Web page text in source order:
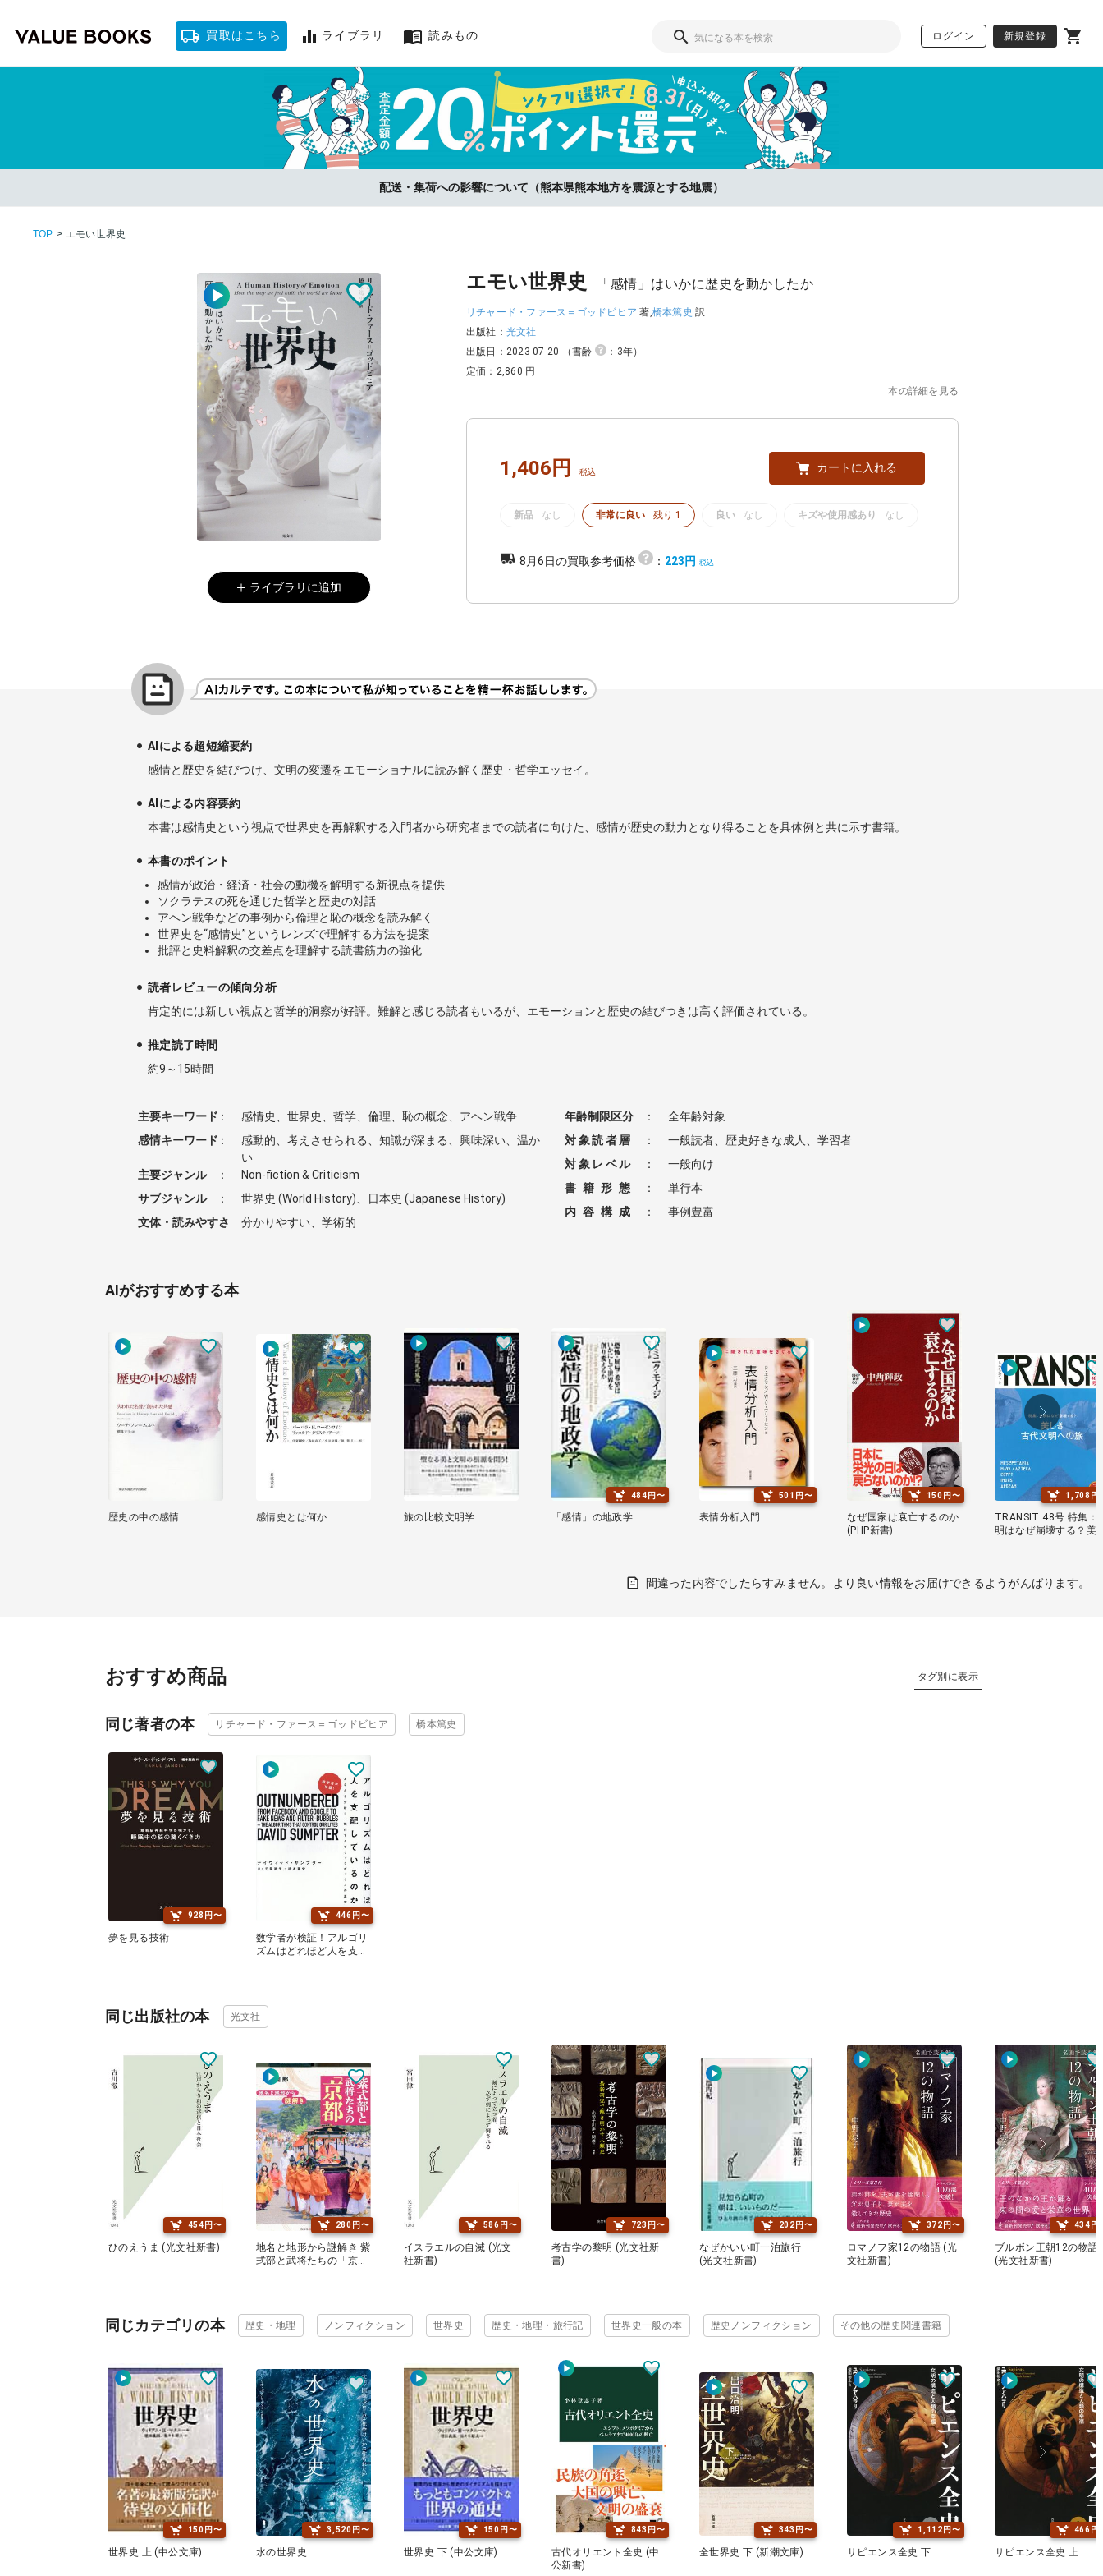
買取はこちら ライブラリ 読みもの ログイン 新規登録
ソクフリをお選びいただいた方に、査定金額の『20%』をポイント還元！【8/31まで】
配送・集荷への影響について（熊本県熊本地方を震源とする地震）
TOP > エモい世界史
ライブラリに追加
エモい世界史 「感情」はいかに歴史を動かしたか
リチャード・ファース＝ゴッドビヒア 著,橋本篤史 訳
出版社： 光文社
出版日：2023-07-20
（書齢
：3年）
定価：2,860 円
本の詳細を見る
1,406円 カートに入れる
新品 なし 非常に良い 残り 1 良い なし キズや使用感あり なし
8月6日の買取参考価格 ： 223円
AIによる超短縮要約
感情と歴史を結びつけ、文明の変遷をエモーショナルに読み解く歴史・哲学エッセイ。
AIによる内容要約
本書は感情史という視点で世界史を再解釈する入門者から研究者までの読者に向けた、感情が歴史の動力となり得ることを具体例と共に示す書籍。
本書のポイント
感情が政治・経済・社会の動機を解明する新視点を提供
ソクラテスの死を通じた哲学と歴史の対話
アヘン戦争などの事例から倫理と恥の概念を読み解く
世界史を“感情史”というレンズで理解する方法を提案
批評と史料解釈の交差点を理解する読書筋力の強化
読者レビューの傾向分析
肯定的には新しい視点と哲学的洞察が好評。難解と感じる読者もいるが、エモーションと歴史の結びつきは高く評価されている。
推定読了時間
約9～15時間
主要キーワード：
感情史、世界史、哲学、倫理、恥の概念、アヘン戦争
感情キーワード：
感動的、考えさせられる、知識が深まる、興味深い、温か
い
主要ジャンル
：
Non-fiction & Criticism
サブジャンル
：
世界史 (World History)、日本史 (Japanese History)
文体・読みやすさ
： 分かりやすい、学術的
年齢制限区分 ：
全年齢対象
対象読者層
：
一般読者、歴史好きな成人、学習者
対象レベル
：
一般向け
書籍形態
：
単行本
内容構成
： 事例豊富
AIがおすすめする本
歴史の中の感情 感情史とは何か 旅の比較文明学
484円〜
「感情」の地政学
501円〜
表情分析入門
150円〜
なぜ国家は衰亡するのか
(PHP新書)
1,708円
TRANSIT 48号 特集：
明はなぜ崩壊する？美
間違った内容でしたらすみません。より良い情報をお届けできるようがんばります。
おすすめ商品 タグ別に表示
同じ著者の本 リチャード・ファース＝ゴッドビヒア 橋本篤史
928円〜
夢を見る技術
446円〜
数学者が検証！アルゴリ
ズムはどれほど人を支配
同じ出版社の本 光文社
454円〜
ひのえうま (光文社新書)
280円〜
地名と地形から謎解き 紫
式部と武将たちの「京
586円〜
イスラエルの自滅 (光文
社新書)
723円〜
考古学の黎明 (光文社新
書)
202円〜
なぜかいい町一泊旅行
(光文社新書)
372円〜
ロマノフ家12の物語 (光
文社新書)
434円
ブルボン王朝12の物語
(光文社新書)
同じカテゴリの本 歴史・地理 ノンフィクション 世界史 歴史・地理・旅行記 世界史一般の本 歴史ノンフィクション その他の歴史関連書籍
150円〜
世界史 上 (中公文庫)
3,520円〜
水の世界史
150円〜
世界史 下 (中公文庫)
843円〜
古代オリエント全史 (中
公新書)
343円〜
全世界史 下 (新潮文庫)
1,112円〜
サピエンス全史 下
466円
サピエンス全史 上